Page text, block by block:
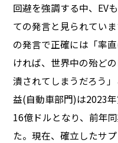
回避を強調する中、EV
ての発言と見られてい
の発言で正確には「率
ければ、世界中の殆ど
潰されてしまうだろう
益(自動車部門)は2023
16億ドルとなり、前年
た。現在、確立したサ